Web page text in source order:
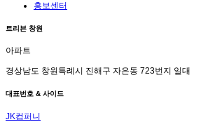
홍보센터
트리븐 창원
아파트
경상남도 창원특례시 진해구 자은동 723번지 일대
대표번호 & 사이드
JK컴퍼니